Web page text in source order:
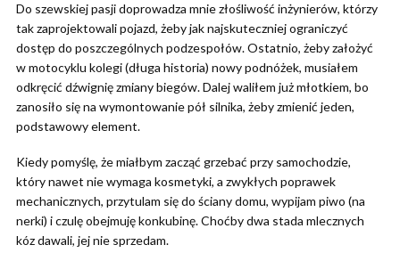
Do szewskiej pasji doprowadza mnie złośliwość inżynierów, którzy
tak zaprojektowali pojazd, żeby jak najskuteczniej ograniczyć
dostęp do poszczególnych podzespołów. Ostatnio, żeby założyć
w motocyklu kolegi (długa historia) nowy podnóżek, musiałem
odkręcić dźwignię zmiany biegów. Dalej waliłem już młotkiem, bo
zanosiło się na wymontowanie pół silnika, żeby zmienić jeden,
podstawowy element.
Kiedy pomyślę, że miałbym zacząć grzebać przy samochodzie,
który nawet nie wymaga kosmetyki, a zwykłych poprawek
mechanicznych, przytulam się do ściany domu, wypijam piwo (na
nerki) i czulę obejmuję konkubinę. Choćby dwa stada mlecznych
kóz dawali, jej nie sprzedam.